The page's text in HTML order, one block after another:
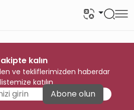
kalın
ve tekliflerimizden haberdar
katılın
Abone olun